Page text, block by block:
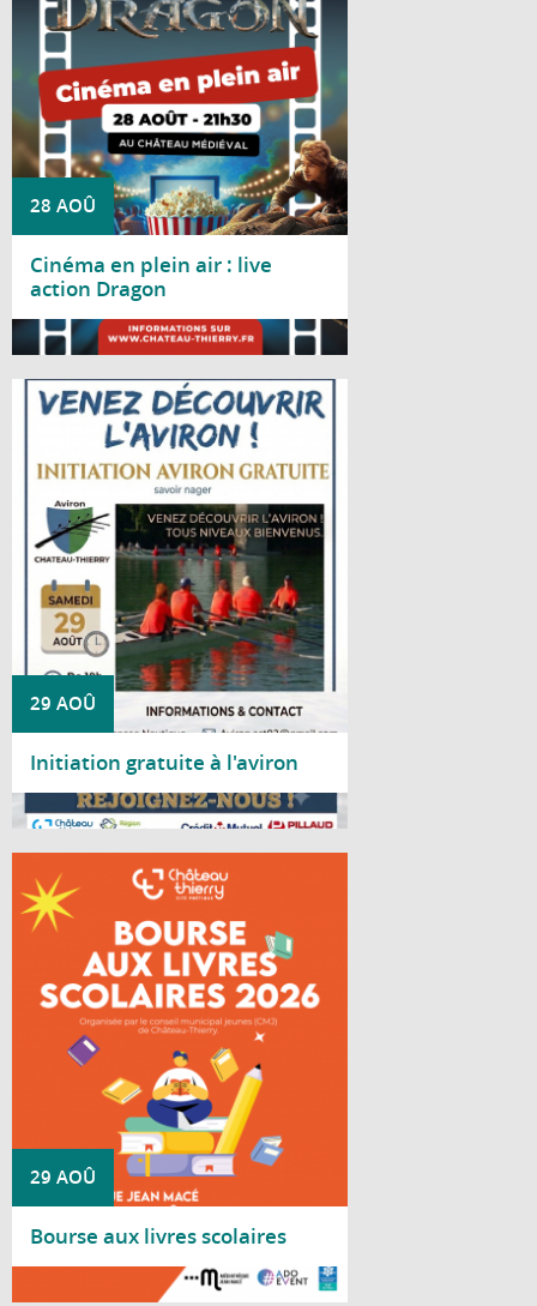
28 AOÛ
Cinéma en plein air : live
action Dragon
à 21h30, au château médiéval
Lire la suite
29 AOÛ
Initiation gratuite à l'aviron
Le Club d'aviron de Château-Thierry vous
propose une journée d'initiation gratuite le
samedi 29 août 2026, de 10h à 18h, au
gymnase nautique, situé bords de Marne,
avenue d'Essômes à Château-Thierry.
Lire la suite
29 AOÛ
Bourse aux livres scolaires
Le Conseil Municipal Jeunes de Château-
Thierry organise une bourse aux livres
scolaires à destination des lycéens.
Lire la suite